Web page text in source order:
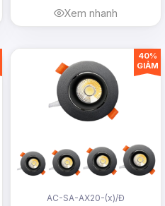
Xem nhanh
AC-SA-AX20-(x)/Đ
40%
GIẢM